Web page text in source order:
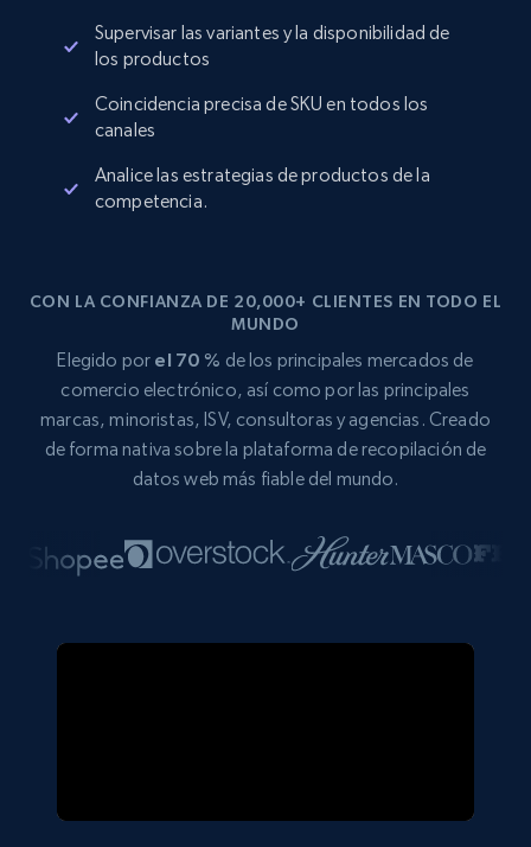
Supervisar las variantes y la disponibilidad de
los productos
Coincidencia precisa de SKU en todos los
canales
Analice las estrategias de productos de la
competencia.
CON LA CONFIANZA DE 20,000+ CLIENTES EN TODO EL
MUNDO
Elegido por el 70 % de los principales mercados de
comercio electrónico, así como por las principales
marcas, minoristas, ISV, consultoras y agencias. Creado
de forma nativa sobre la plataforma de recopilación de
datos web más fiable del mundo.